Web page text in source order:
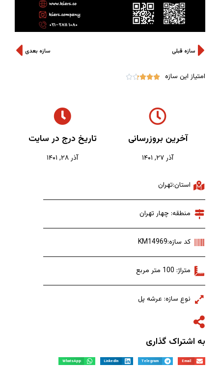
سازه قبلی سازه بعدی
امتیاز این سازه 




آخرین بروزرسانی
آذر ۲۷, ۱۴۰۱
تاریخ درج در سایت
آذر ۲۸, ۱۴۰۱
استان:تهران
منطقه: چهار تهران
کد سازه:KM14969
متراژ: 100 متر مربع
نوع سازه: عرشه پل
به اشتراک گذاری
Email
Telegram
LinkedIn
WhatsApp